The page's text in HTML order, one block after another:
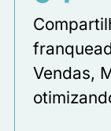
Vendas,